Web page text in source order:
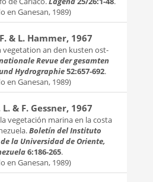
en Ganesan, 1989)
& L. Hammer, 1967
vegetation an den kusten ost-
Revue der gesamten
Hydrographie52:657-692.
en Ganesan, 1989)
& F. Gessner, 1967
vegetación marina en la costa
Boletín del Instituto
la Universidad de Oriente,
6:186-265.
en Ganesan, 1989)